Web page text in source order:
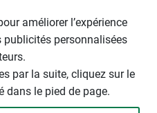
améliorer l’expérience
publicités personnalisées
par la suite, cliquez sur le
dans le pied de page.